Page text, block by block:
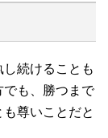
続けることも
でも、勝つまで
尊いことだと